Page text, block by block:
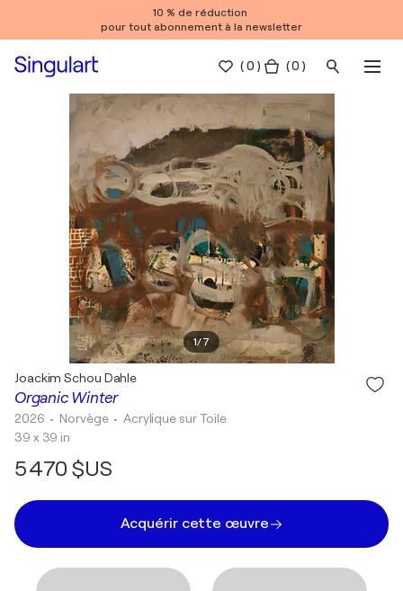
10 % de réduction
pour tout abonnement à la newsletter
(0 ) ( 0 )
1/7
Organic Winter
Joackim Schou Dahle
2026 • Norvège • Acrylique sur Toile
39 x 39 in
5 470 $US
Acquérir cette œuvre